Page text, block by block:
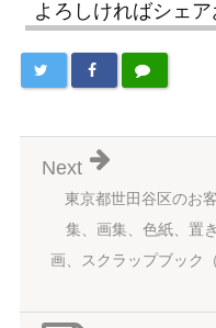
よろしければシェ
東京都世田谷区のお
集、画集、色紙、置
画、スクラップブック
Next